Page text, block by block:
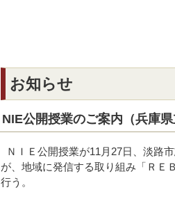
お知らせ
NIE公開授業のご案内（兵庫県
ＮＩＥ公開授業が11月27日、淡路
が、地域に発信する取り組み「Ｒ
行う。